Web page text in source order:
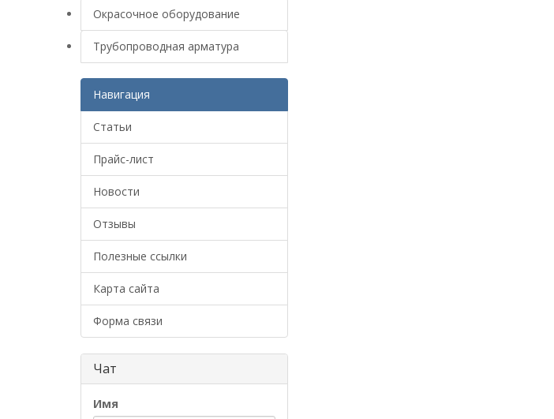
Окрасочное оборудование
Трубопроводная арматура
Навигация
Статьи
Прайс-лист
Новости
Отзывы
Полезные ссылки
Карта сайта
Форма связи
Чат
Имя